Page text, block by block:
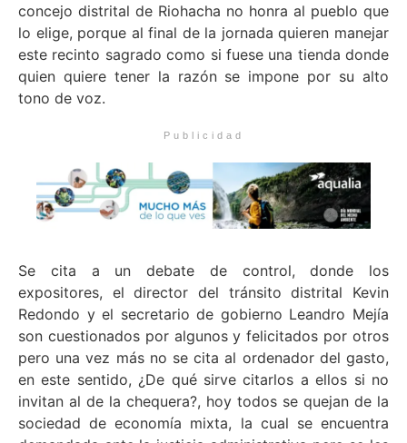
concejo distrital de Riohacha no honra al pueblo que
lo elige, porque al final de la jornada quieren manejar
este recinto sagrado como si fuese una tienda donde
quien quiere tener la razón se impone por su alto
tono de voz.
Publicidad
Se cita a un debate de control, donde los
expositores, el director del tránsito distrital Kevin
Redondo y el secretario de gobierno Leandro Mejía
son cuestionados por algunos y felicitados por otros
pero una vez más no se cita al ordenador del gasto,
en este sentido, ¿De qué sirve citarlos a ellos si no
invitan al de la chequera?, hoy todos se quejan de la
sociedad de economía mixta, la cual se encuentra